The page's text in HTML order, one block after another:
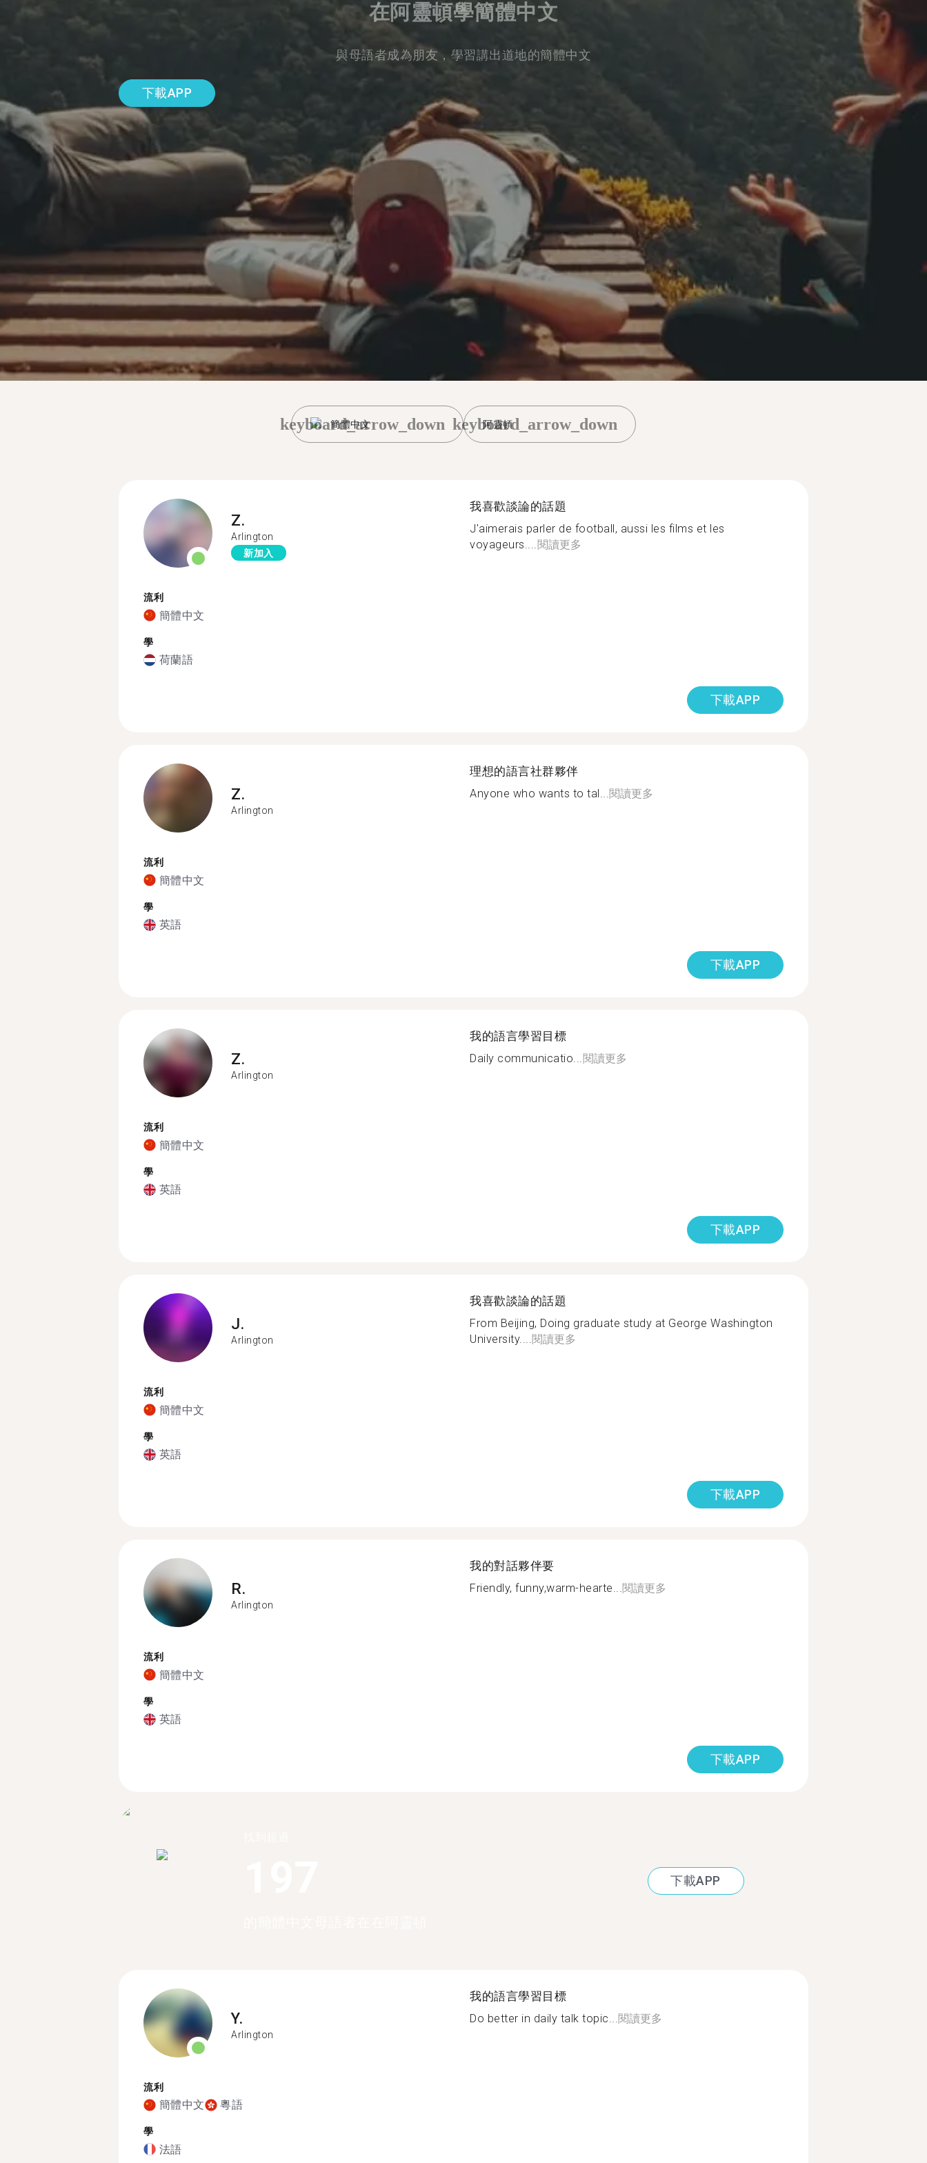
在阿靈頓學簡體中文
與母語者成為朋友，學習講出道地的簡體中文
下載APP
簡體中文
keyboard_arrow_down 阿靈頓
keyboard_arrow_down
Z.
Arlington
新加入
流利
簡體中文
學
荷蘭語
我喜歡談論的話題
J'aimerais parler de football, aussi les films et les
voyageurs....閱讀更多
下載APP
Z.
Arlington
流利
簡體中文
學
英語
理想的語言社群夥伴
Anyone who wants to tal...閱讀更多
下載APP
Z.
Arlington
流利
簡體中文
學
英語
我的語言學習目標
Daily communicatio...閱讀更多
下載APP
J.
Arlington
流利
簡體中文
學
英語
我喜歡談論的話題
From Beijing, Doing graduate study at George Washington
University....閱讀更多
下載APP
R.
Arlington
流利
簡體中文
學
英語
我的對話夥伴要
Friendly, funny,warm-hearte...閱讀更多
下載APP
下載APP
Y.
Arlington
流利
簡體中文 粵語
學
法語
我的語言學習目標
Do better in daily talk topic... 閱讀更多